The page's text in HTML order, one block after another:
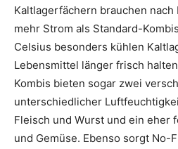
Kaltlagerfächern brauchen
mehr Strom als Standard-
Celsius besonders kühlen
Lebensmittel länger frisch
Kombis bieten sogar zwei
unterschiedlicher
Fleisch und Wurst und ein eher
und Gemüse. Ebenso sorgt No-